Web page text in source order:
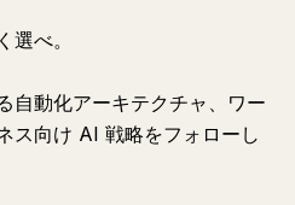
べ。
自動化アーキテクチャ、ワー
ス向け AI 戦略をフォローし